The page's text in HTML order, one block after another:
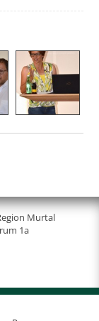
Murtal
1a